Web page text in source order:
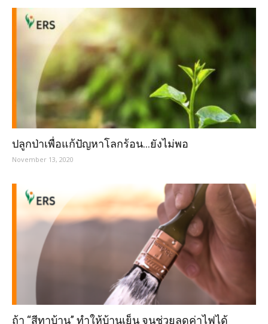
ปลูกป่าเพื่อแก้ปัญหาโลกร้อน…ยังไม่พอ
November 13, 2020
ถ้า “สีทาบ้าน” ทำให้บ้านเย็น จนช่วยลดค่าไฟได้